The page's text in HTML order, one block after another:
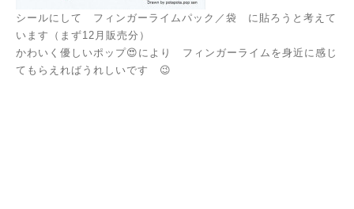
シールにして フィンガーライムパック／袋 に貼ろうと考えて
います（まず12月販売分）
かわいく優しいポップ😍により フィンガーライムを身近に感じ
てもらえればうれしいです 😉